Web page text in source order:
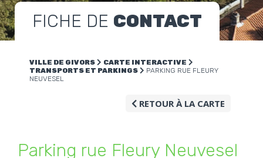
FICHE DE CONTACT
VILLE DE GIVORS
CARTE INTERACTIVE
TRANSPORTS ET PARKINGS
PARKING RUE FLEURY
NEUVESEL
RETOUR À LA CARTE
Parking rue Fleury Neuvesel